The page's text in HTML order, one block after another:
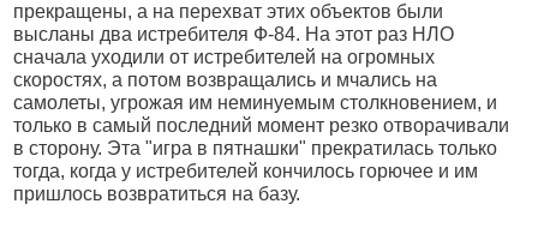
прекращены, а на перехват этих объектов были
высланы два истребителя Ф-84. На этот раз НЛО
сначала уходили от истребителей на огромных
скоростях, а потом возвращались и мчались на
самолеты, угрожая им неминуемым столкновением, и
только в самый последний момент резко отворачивали
в сторону. Эта "игра в пятнашки" прекратилась только
тогда, когда у истребителей кончилось горючее и им
пришлось возвратиться на базу.